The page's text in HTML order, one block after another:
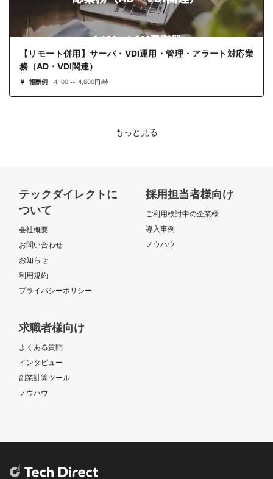
【リモート併用】サーバ・VDI運用・管理・アラート対応業
務（AD・VDI関連）
報酬例 4,100 ～ 4,600円/時
もっと見る
テックダイレクトに
ついて
会社概要
お問い合わせ
お知らせ
利用規約
プライバシーポリシー
採用担当者様向け
ご利用検討中の企業様
導入事例
ノウハウ
求職者様向け
よくある質問
インタビュー
副業計算ツール
ノウハウ